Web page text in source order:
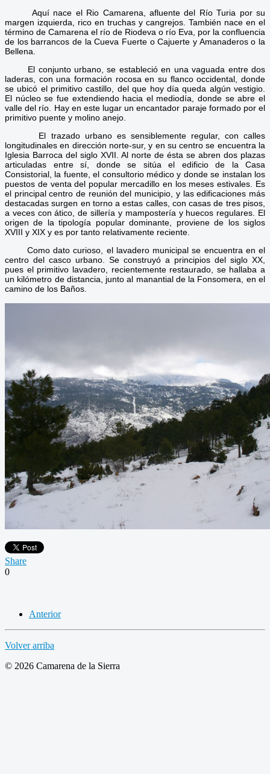
Aquí nace el Rio Camarena, afluente del Río Turia por su
margen izquierda, rico en truchas y cangrejos. También nace en el
término de Camarena el río de Riodeva o río Eva, por la confluencia
de los barrancos de la Cueva Fuerte o Cajuerte y Amanaderos o la
Bellena.
El conjunto urbano, se estableció en una vaguada entre dos
laderas, con una formación rocosa en su flanco occidental, donde
se ubicó el primitivo castillo, del que hoy día queda algún vestigio.
El núcleo se fue extendiendo hacia el mediodía, donde se abre el
valle del río. Hay en este lugar un encantador paraje formado por el
primitivo puente y molino anejo.
El trazado urbano es sensiblemente regular, con calles
longitudinales en dirección norte-sur, y en su centro se encuentra la
Iglesia Barroca del siglo XVII. Al norte de ésta se abren dos plazas
articuladas entre sí, donde se sitúa el edificio de la Casa
Consistorial, la fuente, el consultorio médico y donde se instalan los
puestos de venta del popular mercadillo en los meses estivales. Es
el principal centro de reunión del municipio, y las edificaciones más
destacadas surgen en torno a estas calles, con casas de tres pisos,
a veces con ático, de sillería y mampostería y huecos regulares. El
origen de la tipología popular dominante, proviene de los siglos
XVIII y XIX y es por tanto relativamente reciente.
Como dato curioso, el lavadero municipal se encuentra en el
centro del casco urbano. Se construyó a principios del siglo XX,
pues el primitivo lavadero, recientemente restaurado, se hallaba a
un kilómetro de distancia, junto al manantial de la Fonsomera, en el
camino de los Baños.
Share
0
Anterior
Volver arriba
© 2026 Camarena de la Sierra